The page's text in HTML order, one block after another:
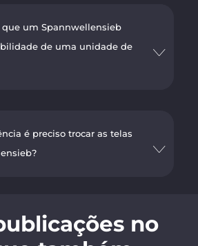
que um Spannwellensieb
de uma unidade de
é preciso trocar as telas
no